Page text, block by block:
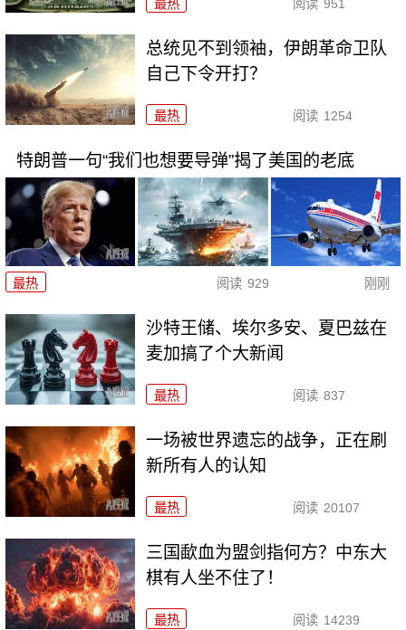
最热 阅读 951
总统见不到领袖，伊朗革命卫队
自己下令开打？
最热 阅读 1254
特朗普一句“我们也想要导弹”揭了美国的老底
最热 阅读 929 刚刚
沙特王储、埃尔多安、夏巴兹在
麦加搞了个大新闻
最热 阅读 837
一场被世界遗忘的战争，正在刷
新所有人的认知
最热 阅读 20107
三国歃血为盟剑指何方？中东大
棋有人坐不住了！
最热 阅读 14239